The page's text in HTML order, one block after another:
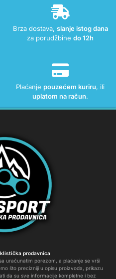
Brza dostava, slanje istog dana
za porudžbine do 12h
Plaćanje pouzećem kuriru, ili
uplatom na račun.
prodavnica
uračunatim porezom, a plaćanje se vrši
što precizniji u opisu proizvoda, prikazu
da su sve informacije kompletne i bez